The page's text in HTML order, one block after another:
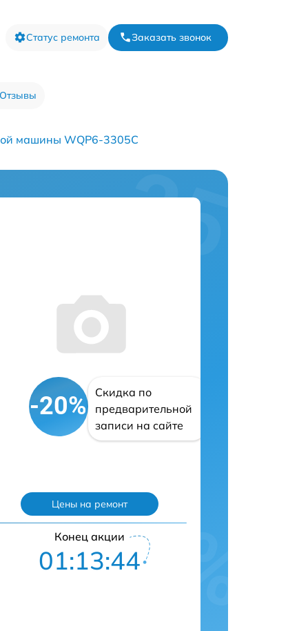
Статус ремонта Заказать звонок
Отзывы
машины WQP6-3305C
-20%
Скидка по
предварительной
записи на сайте
Цены на ремонт
Конец акции
01:13:43